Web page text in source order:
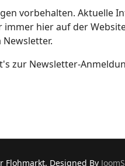
vorbehalten. Aktuelle
immer hier auf der
zur Newsletter-
Flohmarkt. Designed By